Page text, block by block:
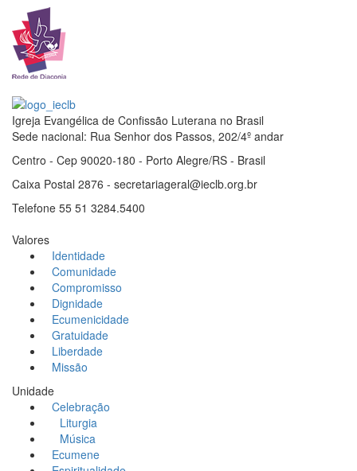
Igreja Evangélica de Confissão Luterana no Brasil
Sede nacional: Rua Senhor dos Passos, 202/4º andar
Centro - Cep 90020-180 - Porto Alegre/RS - Brasil
Caixa Postal 2876 - secretariageral@ieclb.org.br
Telefone 55 51 3284.5400
Valores
Identidade
Comunidade
Compromisso
Dignidade
Ecumenicidade
Gratuidade
Liberdade
Missão
Unidade
Celebração
Liturgia
Música
Ecumene